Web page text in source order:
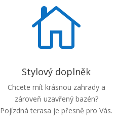

Stylový doplněk
Chcete mít krásnou zahrady a
zároveň uzavřený bazén?
Pojízdná terasa je přesně pro Vás.